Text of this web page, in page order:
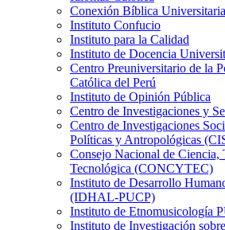
Conexión Bíblica Universitaria
Instituto Confucio
Instituto para la Calidad
Instituto de Docencia
Centro Preuniversitario de la
Católica del Perú
Instituto de Opinión Pública
Centro de Investigaciones y
Centro de Investigaciones
Políticas y Antropológicas
Consejo Nacional de Ciencia,
Tecnológica (CONCYTEC)
Instituto de Desarrollo
(IDHAL-PUCP)
Instituto de Etnomusicología
Instituto de Investigación